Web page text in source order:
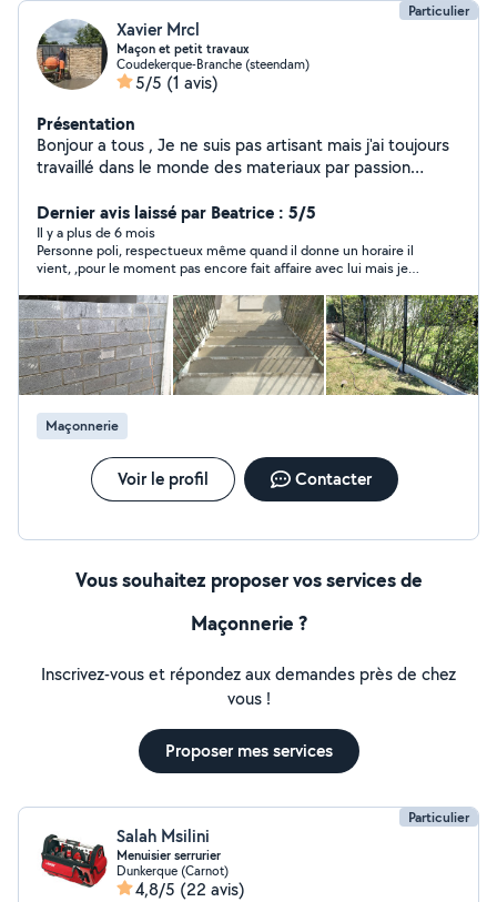
Particulier
Xavier Mrcl
Maçon et petit travaux
Coudekerque-Branche (steendam)
5/5 (1 avis)
Présentation
Bonjour a tous , Je ne suis pas artisant mais j'ai toujours
travaillé dans le monde des materiaux par passion
m'aider aussi à acquérir mon experience Je peux vous
venir en aide pour divers petits travaux : - jardin :
pelouse , taille de haie , désherbage , -fixations divers
(étagère , déco .. ) - démolition - nettoyage - peinture -
petits travaux de maçonnerie - isolation / plaque de
plâtre Je serais à votre écoute et à votre service A
bientôt
Dernier avis laissé par Beatrice : 5/5
Il y a plus de 6 mois
Personne poli, respectueux même quand il donne un horaire il
vient, ,pour le moment pas encore fait affaire avec lui mais je
Maçonnerie
Voir le profil Contacter
Vous souhaitez proposer vos services de
Maçonnerie ?
Inscrivez-vous et répondez aux demandes près de chez
vous !
Proposer mes services
Particulier
Salah Msilini
Menuisier serrurier
Dunkerque (Carnot)
4,8/5 (22 avis)